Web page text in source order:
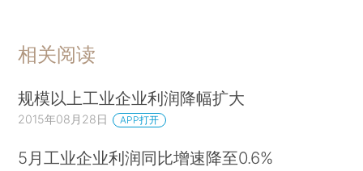
相关阅读
规模以上工业企业利润降幅扩大
2015年08月28日 APP打开
5月工业企业利润同比增速降至0.6%